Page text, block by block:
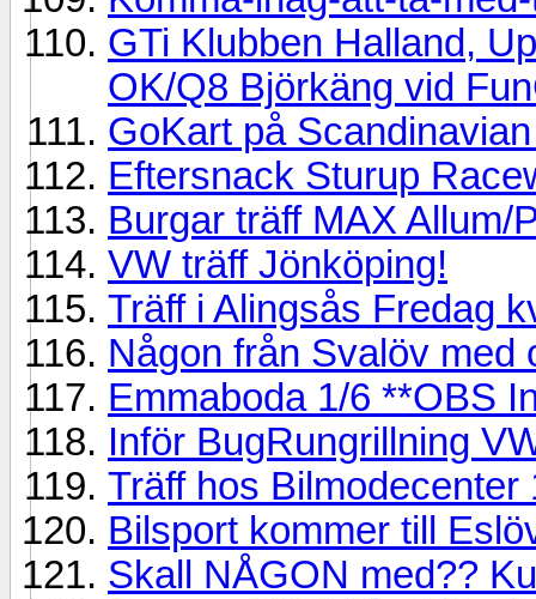
GTi Klubben Halland,
OK/Q8 Björkäng vid
GoKart på
Eftersnack Sturup
Burgar träff MAX Allum/
VW träff Jönköping!
Träff i Alingsås Fredag
Någon från Svalöv med
Emmaboda 1/6 **OBS
Inför BugRungrillning
Träff hos Bilmodecenter
Bilsport kommer till
Skall NÅGON med??